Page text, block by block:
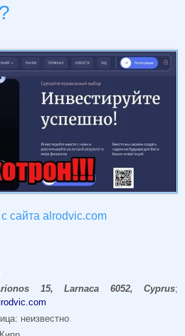
сайта alrodvic.com
15, Larnaca 6052, Cyprus;
неизвестно